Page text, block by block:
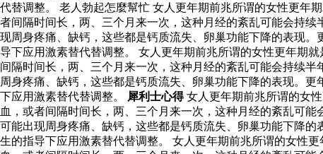
代替调整。 老人勃起怎麼幫忙 女人更年期前兆所谓的女性更年
者间隔时间长，两、三个月来一次，这种月经的紊乱可能会持
现周身疼痛、缺钙，这些都是钙质流失、卵巢功能下降的表现
导下应用激素替代替调整。 女人更年期前兆所谓的女性更年期
间隔时间长，两、三个月来一次，这种月经的紊乱可能会持续
周身疼痛、缺钙，这些都是钙质流失、卵巢功能下降的表现。
下应用激素替代替调整。
犀利士心得女人更年期前兆所谓的女
血，或者间隔时间长，两、三个月来一次，这种月经的紊乱可
可能出现周身疼痛、缺钙，这些都是钙质流失、卵巢功能下降
生的指导下应用激素替代替调整。 女人更年期前兆所谓的女性